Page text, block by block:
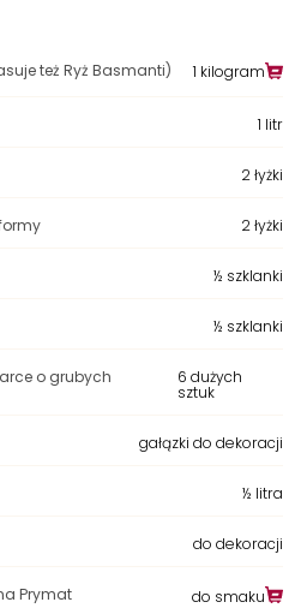
też Ryż Basmanti) 1 kilogram
1 litr
2 łyżki
2 łyżki
½ szklanki
½ szklanki
o grubych 6 dużych
sztuk
gałązki do dekoracji
½ litra
do dekoracji
Prymat do smaku